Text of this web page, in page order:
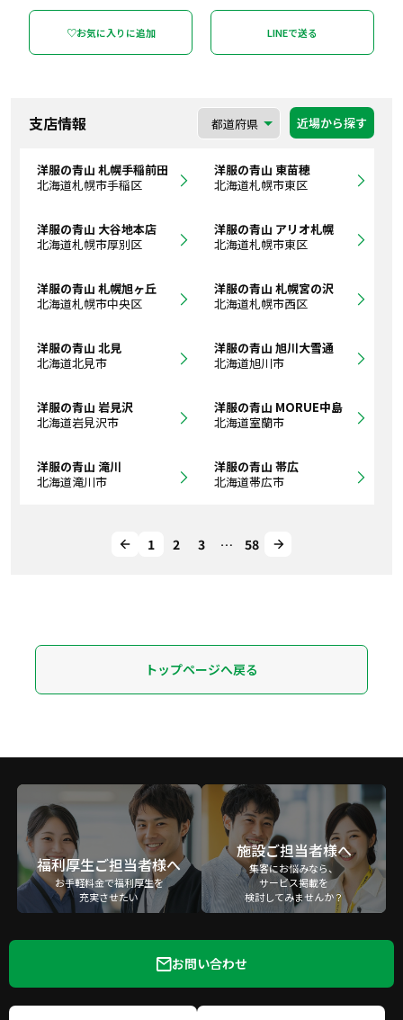
♡お気に入りに追加 LINEで送る
支店情報 近場から探す
洋服の青山 札幌手稲前田
北海道札幌市手稲区
洋服の青山 東苗穂
北海道札幌市東区
洋服の青山 大谷地本店
北海道札幌市厚別区
洋服の青山 アリオ札幌
北海道札幌市東区
洋服の青山 札幌旭ヶ丘
北海道札幌市中央区
洋服の青山 札幌宮の沢
北海道札幌市西区
洋服の青山 北見
北海道北見市
洋服の青山 旭川大雪通
北海道旭川市
洋服の青山 岩見沢
北海道岩見沢市
洋服の青山 MORUE中島
北海道室蘭市
洋服の青山 滝川
北海道滝川市
洋服の青山 帯広
北海道帯広市
1 2 3 … 58
トップページへ戻る
福利厚生ご担当者様へ
お手軽料金で福利厚生を
充実させたい
施設ご担当者様へ
集客にお悩みなら、
サービス掲載を
検討してみませんか？
お問い合わせ